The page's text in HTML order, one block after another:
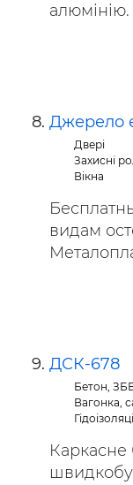
алюмінію.
Джерело
Двері
Захисні
Вікна
видам
ДСК-678
Бетон,
Вагонка,
Каркасне